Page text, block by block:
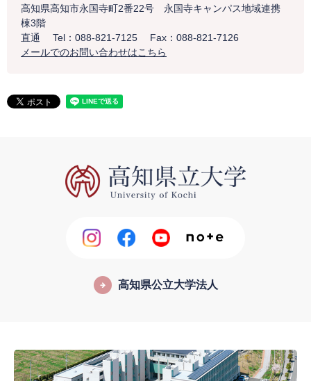
高知県高知市永国寺町2番22号 永国寺キャンパス地域連携
棟3階
直通
Tel：088-821-7125
Fax：088-821-7126
メールでのお問い合わせはこちら
高知県公立大学法人